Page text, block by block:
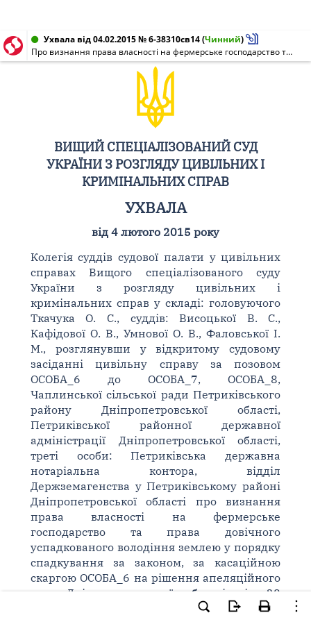
Ухвала від 04.02.2015 № 6-38310св14(Чинний)
Про визнання права власності на фермерське господарство та права довічного успадкованого володіння землею у порядку спадкування за законом
ВИЩИЙ СПЕЦІАЛІЗОВАНИЙ СУД
УКРАЇНИ З РОЗГЛЯДУ ЦИВІЛЬНИХ І
КРИМІНАЛЬНИХ СПРАВ
УХВАЛА
від 4 лютого 2015 року
Колегія суддів судової палати у цивільних
справах Вищого спеціалізованого суду
України з розгляду цивільних і
кримінальних справ у складі: головуючого
Ткачука О. С., суддів: Висоцької В. С.,
Кафідової О. В., Умнової О. В., Фаловської І.
М., розглянувши у відкритому судовому
засіданні цивільну справу за позовом
ОСОБА_6 до ОСОБА_7, ОСОБА_8,
Чаплинської сільської ради Петриківського
району Дніпропетровської області,
Петриківської районної державної
адміністрації Дніпропетровської області,
треті особи: Петриківська державна
нотаріальна контора, відділ
Держземагенства у Петриківському районі
Дніпропетровської області про визнання
права власності на фермерське
господарство та права довічного
успадкованого володіння землею у порядку
спадкування за законом, за касаційною
скаргою ОСОБА_6 на рішення апеляційного
суду Дніпропетровської області від 28
встановила: